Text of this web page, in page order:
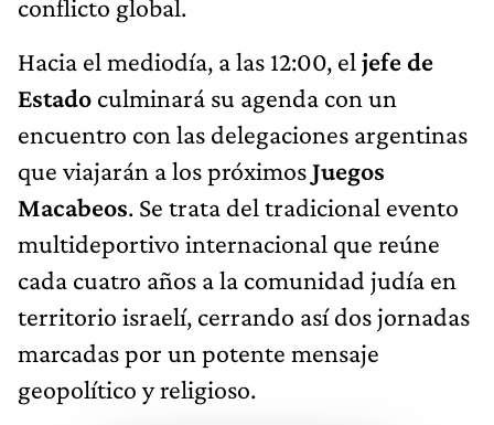
conflicto global.
Hacia el mediodía, a las 12:00, el jefe de
Estado culminará su agenda con un
encuentro con las delegaciones argentinas
que viajarán a los próximosJuegos
Macabeos. Se trata del tradicional evento
multideportivo internacional que reúne
cada cuatro años a la comunidad judía en
territorio israelí, cerrando así dos jornadas
marcadas por un potente mensaje
geopolítico y religioso.